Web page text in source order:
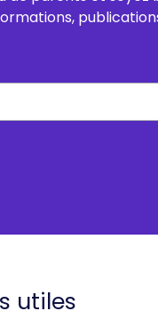
utiles